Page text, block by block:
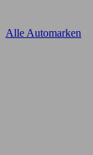
Alle Automarken